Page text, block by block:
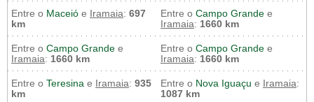
Entre o Maceió e Iramaia: 697
km
Entre o Campo Grande e
Iramaia: 1660 km
Entre o Campo Grande e
Iramaia: 1660 km
Entre o Campo Grande e
Iramaia: 1660 km
Entre o Teresina e Iramaia: 935
km
Entre o Nova Iguaçu e Iramaia:
1087 km